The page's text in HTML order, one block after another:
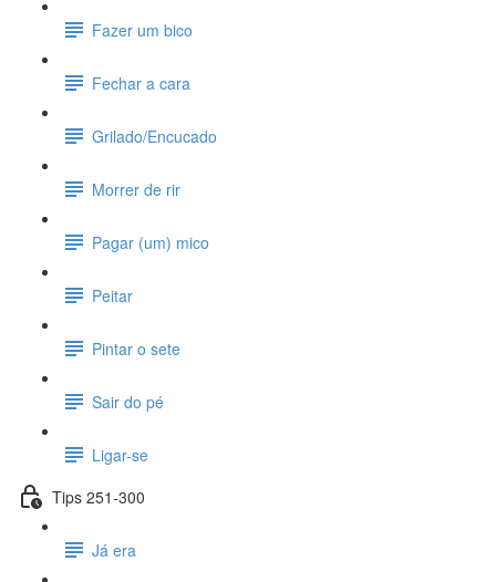
Fazer um bico
Fechar a cara
Grilado/Encucado
Morrer de rir
Pagar (um) mico
Peitar
Pintar o sete
Sair do pé
Ligar-se
Tips 251-300
Já era